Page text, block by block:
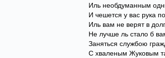
Иль необдуманным
И чешется у вас рука
Иль вам не верят в
Не лучше ль стало б
Заняться службою
С хваленым Жуковым